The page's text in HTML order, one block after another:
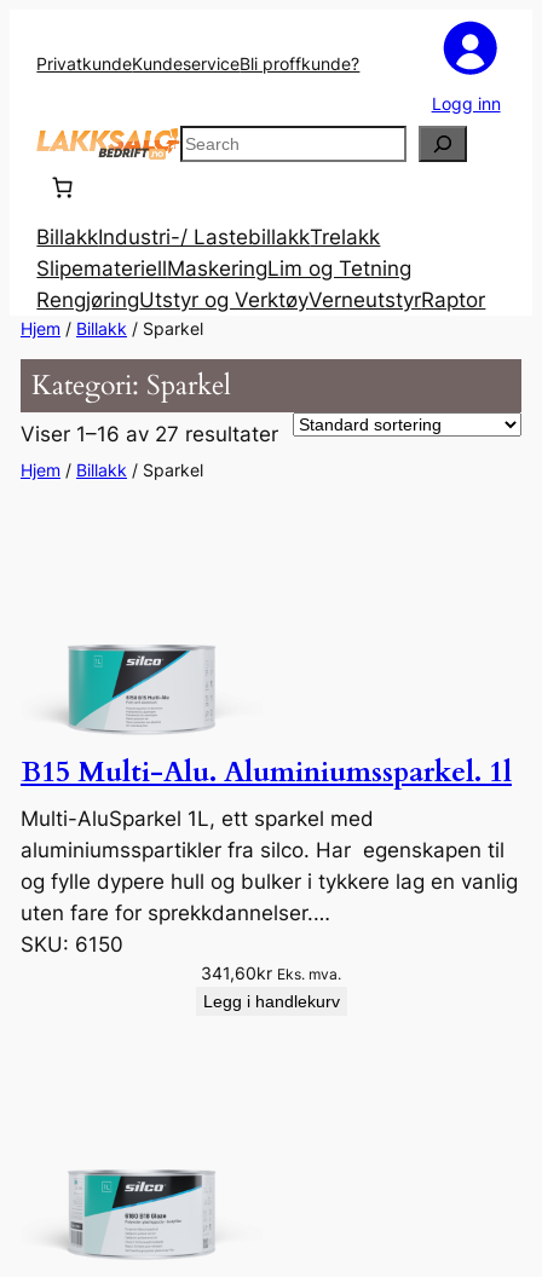
PrivatkundeKundeserviceBli proffkunde?
Logg inn
Search
BillakkIndustri-/ LastebillakkTrelakk
SlipemateriellMaskeringLim og Tetning
RengjøringUtstyr og VerktøyVerneutstyrRaptor
Hjem/ Billakk / Sparkel
Kategori: Sparkel
Viser 1–16 av 27 resultater
Hjem/ Billakk / Sparkel
B15 Multi-Alu. Aluminiumssparkel. 1l
Multi-AluSparkel 1L, ett sparkel med
aluminiumsspartikler fra silco. Har egenskapen til
og fylle dypere hull og bulker i tykkere lag en vanlig
uten fare for sprekkdannelser.…
SKU: 6150
341,60kr Eks. mva.
Legg i handlekurv